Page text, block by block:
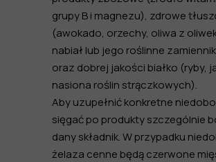
grupy B i magnezu), zdrowe
(awokado, orzechy, oliwa z
nabiał lub jego roślinne
oraz dobrej jakości białko (ryby,
nasiona roślin strączkowych).
Aby uzupełnić konkretne
sięgać po produkty szczególnie
dany składnik. W przypadku
żelaza cenne będą czerwone